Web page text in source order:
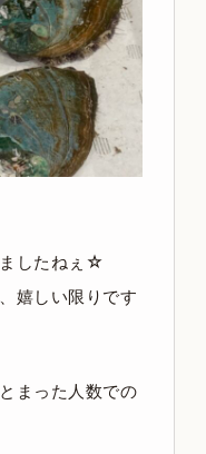
したねぇ☆
嬉しい限りです
まった人数での